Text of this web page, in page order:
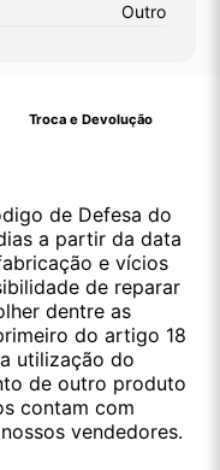
Outro
Troca e Devolução
de Defesa do
a partir da data
e vícios
de reparar
dentre as
do artigo 18
utilização do
de outro produto
contam com
vendedores.